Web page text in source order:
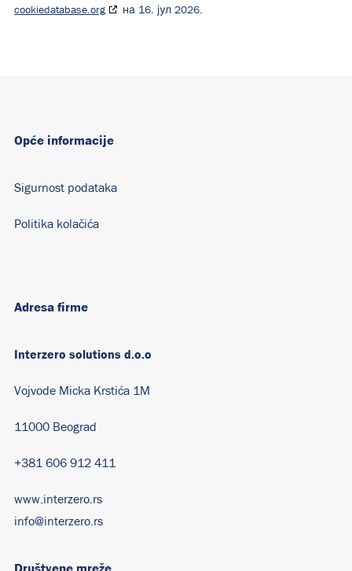
cookiedatabase.org
на 16. јул 2026.
Adresa firme
Interzero solutions d.o.o
Vojvode Micka Krstića 1M
11000 Beograd
+381 606 912 411
www.interzero.rs
info@interzero.rs
Opće informacije
Sigurnost podataka
Politika kolačića